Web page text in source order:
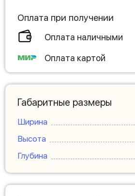
Оплата при получении
Оплата наличными
Оплата картой
Габаритные размеры
Ширина
Высота
Глубина